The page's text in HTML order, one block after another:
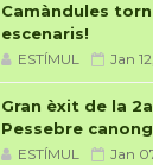
Camàndules
escenaris!
ESTÍMUL Jan
Gran èxit de la
Pessebre
ESTÍMUL Jan